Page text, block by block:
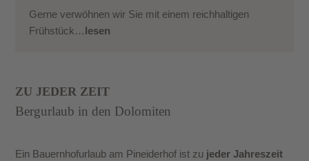
Gerne verwöhnen wir Sie mit einem reichhaltigen
Frühstück…lesen
ZU JEDER ZEIT
Bergurlaub in den Dolomiten
Ein Bauernhofurlaub am Pineiderhof ist zu jeder Jahreszeit